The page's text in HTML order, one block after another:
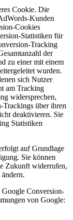
Cookie. Die
Kunden
Cookies
Statistiken für
Tracking
der
zu einer mit einem
wurden.
sich Nutzer
am Tracking
widersprechen,
Trackings über ihren
deaktivieren. Sie
Statistiken
auf Grundlage
Sie können
Zukunft widerrufen,
Conversion-
von Google: